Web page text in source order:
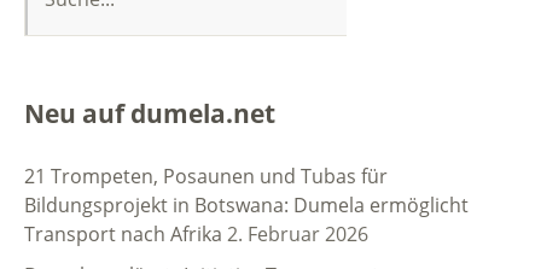
Neu auf dumela.net
21 Trompeten, Posaunen und Tubas für
Bildungsprojekt in Botswana: Dumela ermöglicht
Transport nach Afrika 2. Februar 2026